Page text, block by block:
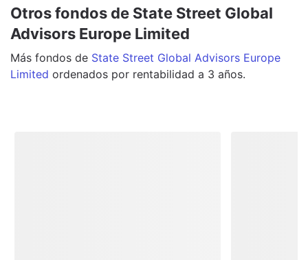
Otros fondos de State Street Global
Advisors Europe Limited
Más fondos de State Street Global Advisors Europe
Limited ordenados por rentabilidad a 3 años.